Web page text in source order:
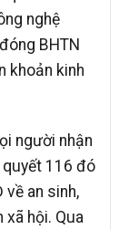
nghệ
BHTN
khoản kinh
người nhận
116 đó
về an sinh,
xã hội. Qua